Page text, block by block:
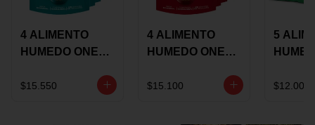
4 ALIMENTO
HUMEDO ONE
85 GRS
$15.550
4 ALIMENTO
HUMEDO ONE
85 GRS
$15.100
5
$12.000